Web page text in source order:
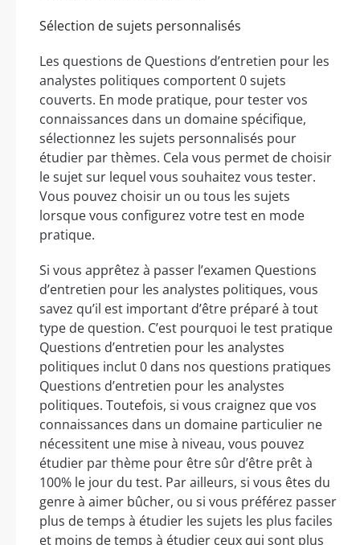
Sélection de sujets personnalisés
Les questions de Questions d’entretien pour les
analystes politiques comportent 0 sujets
couverts. En mode pratique, pour tester vos
connaissances dans un domaine spécifique,
sélectionnez les sujets personnalisés pour
étudier par thèmes. Cela vous permet de choisir
le sujet sur lequel vous souhaitez vous tester.
Vous pouvez choisir un ou tous les sujets
lorsque vous configurez votre test en mode
pratique.
Si vous apprêtez à passer l’examen Questions
d’entretien pour les analystes politiques, vous
savez qu’il est important d’être préparé à tout
type de question. C’est pourquoi le test pratique
Questions d’entretien pour les analystes
politiques inclut 0 dans nos questions pratiques
Questions d’entretien pour les analystes
politiques. Toutefois, si vous craignez que vos
connaissances dans un domaine particulier ne
nécessitent une mise à niveau, vous pouvez
étudier par thème pour être sûr d’être prêt à
100% le jour du test. Par ailleurs, si vous êtes du
genre à aimer bûcher, ou si vous préférez passer
plus de temps à étudier les sujets les plus faciles
et moins de temps à étudier ceux qui sont plus